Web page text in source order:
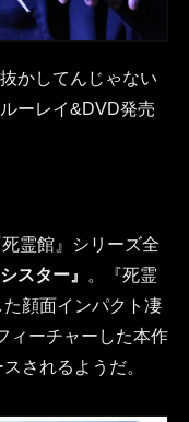
かしてんじゃない
ーレイ&DVD発売
霊館』シリーズ全
スター』
。『死霊
顔面インパクト凄
ィーチャーした本作
されるようだ。